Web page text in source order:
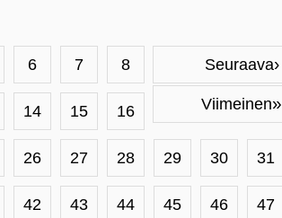
Seuraava›
Viimeinen»
6 7 8
14 15 16
26 27 28 29 30 31
42 43 44 45 46 47